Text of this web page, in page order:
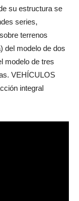
su estructura se
series,
terrenos
del modelo de dos
modelo de tres
VEHÍCULOS
integral